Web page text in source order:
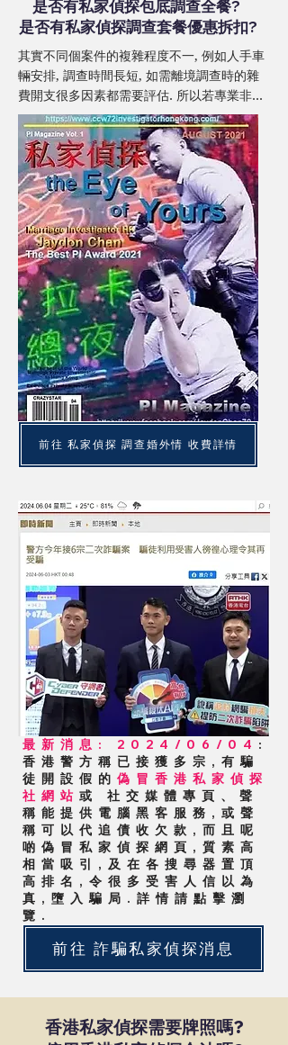
是否有私家偵探包底調查全餐?
是否有私家偵探調查套餐優惠拆扣?
其實不同個案件的複雜程度不一, 例如人手車
輛安排, 調查時間長短, 如需離境調查時的雜
費開支很多因素都需要評估. 所以若專業非呃
人的私家偵探, 絶不可能在未了解你個案的情
況下, 便隨便給你一個全餐包底調查的私家偵
探收費.
就以私家偵探 陳浩琳 專門調查婚外情外遇出
軌個案為例, 如你希望陳浩琳能給你準確評估
的收費報價. 不妨前往陳浩琳私家偵探收費,
先回答幾條有關問題了解一下.
前往 私家偵探 調查婚外情 收費詳情
最新消息: 2024/06/04 :
香港警方稱已接獲多宗,有騙
徒開設假的 偽冒香港私家偵探
社網站 或 社交媒體專頁、聲
稱能提供電腦黑客服務,或聲
稱可以代追債收欠款,而且呢
啲偽冒私家偵探網頁,質素高
相當吸引,及在各搜尋器置頂
高排名,令很多受害人信以為
真,墮入騙局.詳情請點擊瀏
覽.
前往 詐騙私家偵探消息
香港私家偵探需要牌照嗎?